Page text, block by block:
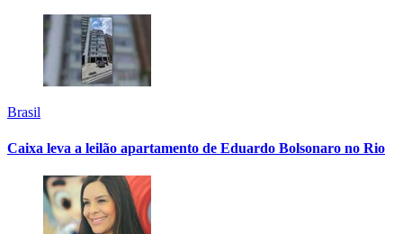
Brasil
Caixa leva a leilão apartamento de Eduardo Bolsonaro no Rio